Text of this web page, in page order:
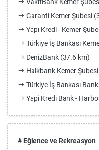
VakıfBank Kemer
Garanti Kemer Şubesi
Yapı Kredi - Kemer
Türkiye İş Bankası
DenizBank (37.6 km)
Halkbank Kemer
Türkiye İş Bankası
Yapi Kredi Bank -
# Eğlence ve Rekreasyon